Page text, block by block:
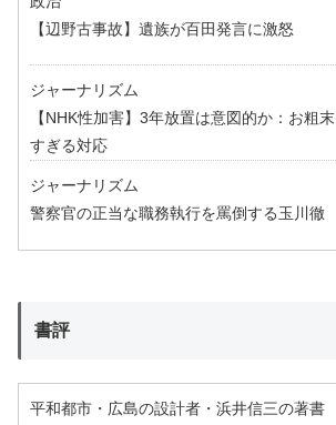
【辺野古事故】遺族が百田発言に激怒
ジャーナリズム
【NHK性加害】3年放置は意図的か：お粗末
すぎる対応
ジャーナリズム
警察官の正当な職務執行を罵倒する玉川徹
書評
平和都市・広島の設計者・浜井信三の著書